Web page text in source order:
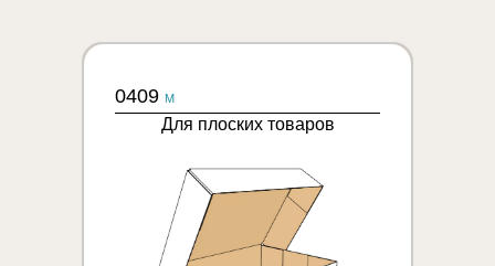
0409 M
Для плоских товаров